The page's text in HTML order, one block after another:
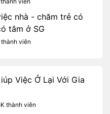
nhà - chăm trẻ có
tâm ở SG
thành viên
Việc Ở Lại Với Gia
thành viên